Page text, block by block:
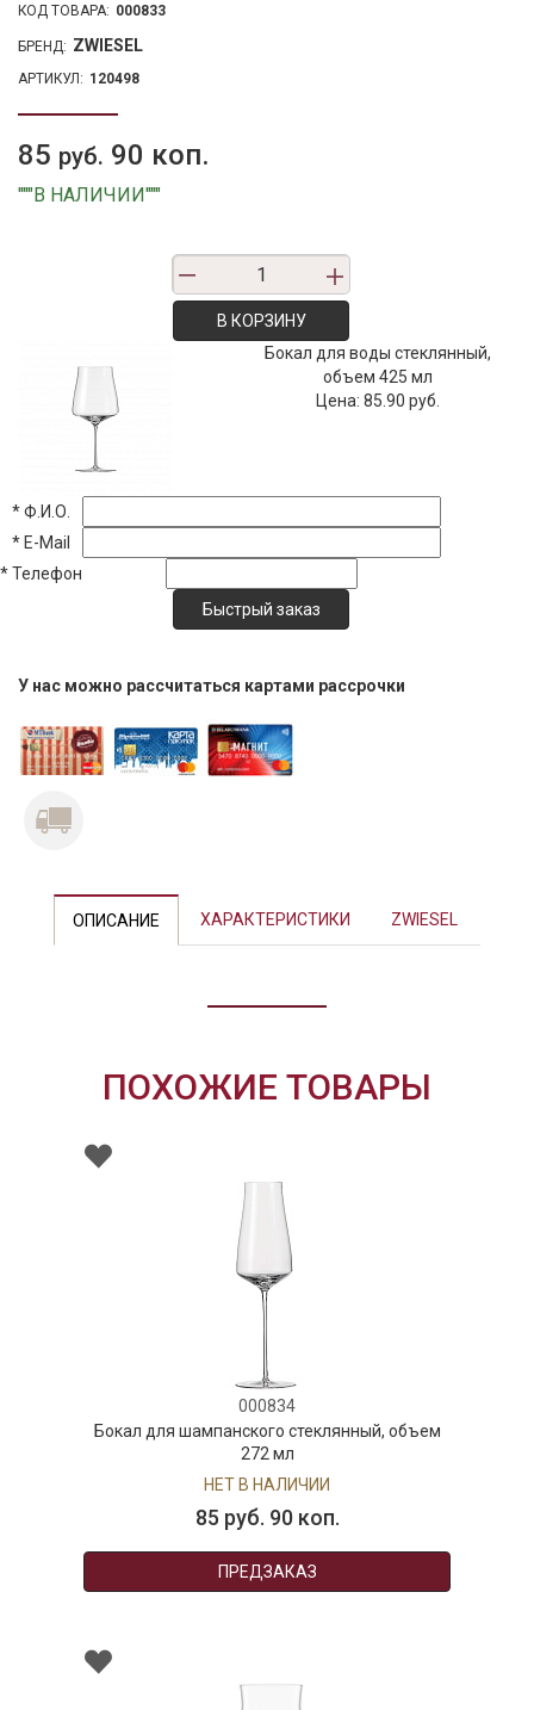
КОД ТОВАРА: 000833
БРЕНД: ZWIESEL
АРТИКУЛ: 120498
85 руб. 90 коп.
"""В НАЛИЧИИ"""
В КОРЗИНУ
Бокал для воды стеклянный,
объем 425 мл
Цена:85.90 руб.
*Ф.И.О.
* E-Mail
*Телефон
У нас можно рассчитаться картами рассрочки
ОПИСАНИЕ ХАРАКТЕРИСТИКИ ZWIESEL
ПОХОЖИЕ ТОВАРЫ
000834
Бокал для шампанского стеклянный, объем
272 мл
НЕТ В НАЛИЧИИ
85 руб. 90 коп.
ПРЕДЗАКАЗ